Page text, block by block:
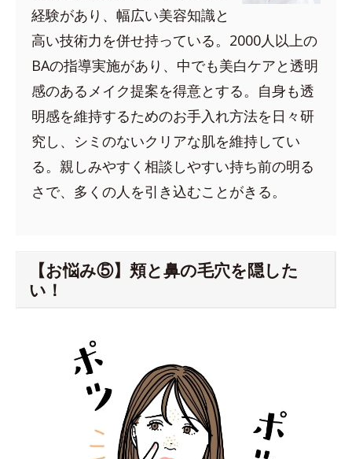
経験があり、幅広い美容知識と
高い技術力を併せ持っている。2000人以上の
BAの指導実施があり、中でも美白ケアと透明
感のあるメイク提案を得意とする。自身も透
明感を維持するためのお手入れ方法を日々研
究し、シミのないクリアな肌を維持してい
る。親しみやすく相談しやすい持ち前の明る
さで、多くの人を引き込むことがきる。
【お悩み⑤】頬と鼻の毛穴を隠した
い！